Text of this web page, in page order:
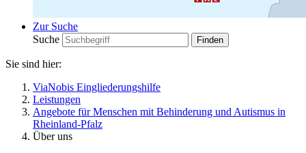
Zur Suche
Suche
Sie sind hier:
ViaNobis Eingliederungshilfe
Leistungen
Angebote für Menschen mit Behinderung und Autismus in
Rheinland-Pfalz
Über uns